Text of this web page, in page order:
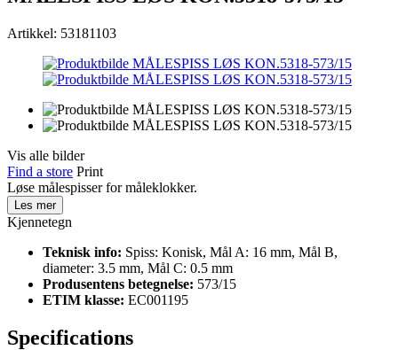
Artikkel: 53181103
Vis alle bilder
Find a store Print
Løse målespisser for måleklokker.
Les mer
Kjennetegn
Teknisk info: Spiss: Konisk, Mål A: 16 mm, Mål B,
diameter: 3.5 mm, Mål C: 0.5 mm
Produsentens betegnelse: 573/15
ETIM klasse: EC001195
Specifications